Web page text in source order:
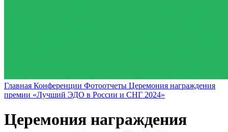
Главная Конференции Фотоотчеты Церемония награждения
премии «Лучший ЭДО в России и СНГ 2024»
Церемония награждения